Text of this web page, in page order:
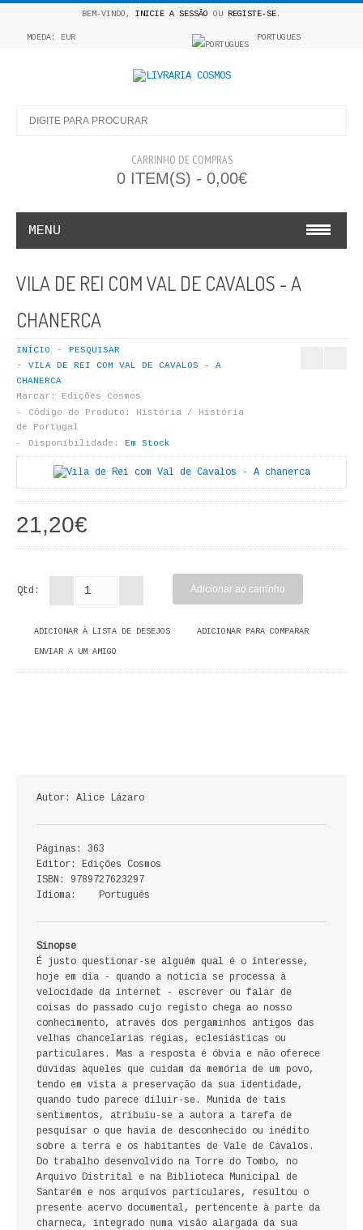
BEM-VINDO, INICIE A SESSÃO OU REGISTE-SE.
MOEDA: EUR PORTUGUES
CARRINHO DE COMPRAS
0 ITEM(S) - 0,00€
MENU
COLEÇÃO APRENDE A COLORIR
LIVROS DE PINTAR
INFANTO - JUVENIL
ANTROPOLOGIA E SOCIOLOGIA
COLEÇÃO RAÍZES
ARQUITECTURA
CADERNOS HUMANITAS
DIREITO
COLEÇÃO PONTO DE INTERROGAÇÃO
COLEÇÃO PONTO E VÍRGULA
HISTÓRIA
HISTÓRIA DE PORTUGAL
PRÉ-HISTÓRIA
LITERATURA
BIOGRAFIA
FICÇÃO E ROMANCE
LABIRINTOS DE EROS
NOVA BIBLIOTECA COSMOS
POESIA E TEATRO
VILA DE REI COM VAL DE CAVALOS - A
CHANERCA
INÍCIO
PESQUISAR
VILA DE REI COM VAL DE CAVALOS - A
CHANERCA
Marcar:
Edições Cosmos
Código do Produto:
História / História
de Portugal
Disponibilidade:
Em Stock
21,20€
Qtd:
ADICIONAR À LISTA DE DESEJOS ADICIONAR PARA COMPARAR
ENVIAR A UM AMIGO
Autor: Alice Lázaro
Páginas: 363
Editor: Edições Cosmos
ISBN: 9789727623297
Idioma: Português
Sinopse
É justo questionar-se alguém qual é o interesse,
hoje em dia - quando a notícia se processa à
velocidade da internet - escrever ou falar de
coisas do passado cujo registo chega ao nosso
conhecimento, através dos pergaminhos antigos das
velhas chancelarias régias, eclesiásticas ou
particulares. Mas a resposta é óbvia e não oferece
dúvidas àqueles que cuidam da memória de um povo,
tendo em vista a preservação da sua identidade,
quando tudo parece diluir-se. Munida de tais
sentimentos, atribuiu-se a autora a tarefa de
pesquisar o que havia de desconhecido ou inédito
sobre a terra e os habitantes de Vale de Cavalos.
Do trabalho desenvolvido na Torre do Tombo, no
Arquivo Distrital e na Biblioteca Municipal de
Santarém e nos arquivos particulares, resultou o
presente acervo documental, pertencente à parte da
charneca, integrado numa visão alargada da sua